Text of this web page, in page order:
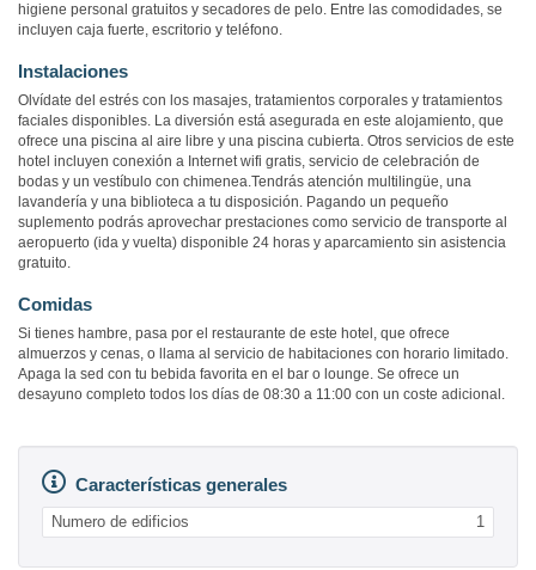
higiene personal gratuitos y secadores de pelo. Entre las comodidades, se
incluyen caja fuerte, escritorio y teléfono.
Instalaciones
Olvídate del estrés con los masajes, tratamientos corporales y tratamientos
faciales disponibles. La diversión está asegurada en este alojamiento, que
ofrece una piscina al aire libre y una piscina cubierta. Otros servicios de este
hotel incluyen conexión a Internet wifi gratis, servicio de celebración de
bodas y un vestíbulo con chimenea.Tendrás atención multilingüe, una
lavandería y una biblioteca a tu disposición. Pagando un pequeño
suplemento podrás aprovechar prestaciones como servicio de transporte al
aeropuerto (ida y vuelta) disponible 24 horas y aparcamiento sin asistencia
gratuito.
Comidas
Si tienes hambre, pasa por el restaurante de este hotel, que ofrece
almuerzos y cenas, o llama al servicio de habitaciones con horario limitado.
Apaga la sed con tu bebida favorita en el bar o lounge. Se ofrece un
desayuno completo todos los días de 08:30 a 11:00 con un coste adicional.
Características generales
Numero de edificios 1